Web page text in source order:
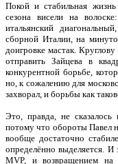
Покой и стабильная
сезона висели на
итальянский
сборной Италии, на
доигровке мастак.
отправить Зайцева в
конкурентной борьбе,
но, к сожалению для
захворал, и борьбы как
Это, правда, не
потому что обороты Павел
вообще достаточно
определённо выделяется.
MVP, и возвращением на